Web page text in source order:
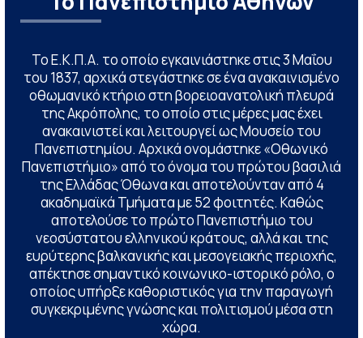
Το Ε.Κ.Π.Α. το οποίο εγκαινιάστηκε στις 3 Μαΐου
του 1837, αρχικά στεγάστηκε σε ένα ανακαινισμένο
οθωμανικό κτήριο στη βορειοανατολική πλευρά
της Ακρόπολης, το οποίο στις μέρες μας έχει
ανακαινιστεί και λειτουργεί ως Μουσείο του
Πανεπιστημίου. Αρχικά ονομάστηκε «Οθωνικό
Πανεπιστήμιο» από το όνομα του πρώτου βασιλιά
της Ελλάδας Όθωνα και αποτελούνταν από 4
ακαδημαϊκά Τμήματα με 52 φοιτητές. Καθώς
αποτελούσε το πρώτο Πανεπιστήμιο του
νεοσύστατου ελληνικού κράτους, αλλά και της
ευρύτερης βαλκανικής και μεσογειακής περιοχής,
απέκτησε σημαντικό κοινωνικο-ιστορικό ρόλο, ο
οποίος υπήρξε καθοριστικός για την παραγωγή
συγκεκριμένης γνώσης και πολιτισμού μέσα στη
χώρα.